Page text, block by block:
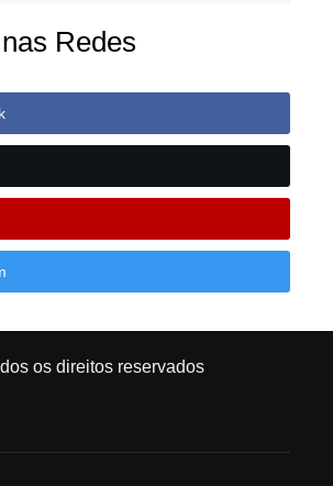
Redes
os direitos reservados